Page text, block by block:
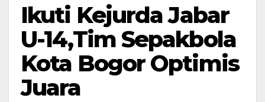
Ikuti Kejurda Jabar
U-14,Tim Sepakbola
Kota Bogor Optimis
Juara